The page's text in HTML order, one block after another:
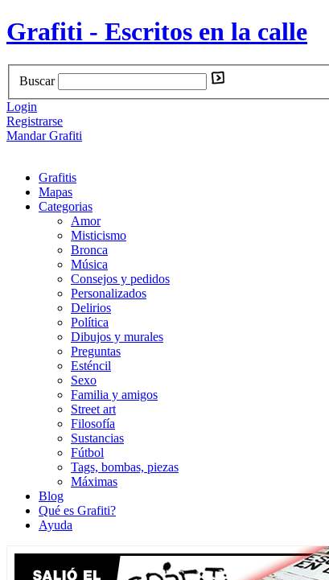
Grafiti - Escritos en la calle
Buscar
Login
Registrarse
Mandar Grafiti
Grafitis
Mapas
Categorias
Amor
Misticismo
Bronca
Música
Consejos y pedidos
Personalizados
Delirios
Política
Dibujos y murales
Preguntas
Esténcil
Sexo
Familia y amigos
Street art
Filosofía
Sustancias
Fútbol
Tags, bombas, piezas
Máximas
Blog
Qué es Grafiti?
Ayuda